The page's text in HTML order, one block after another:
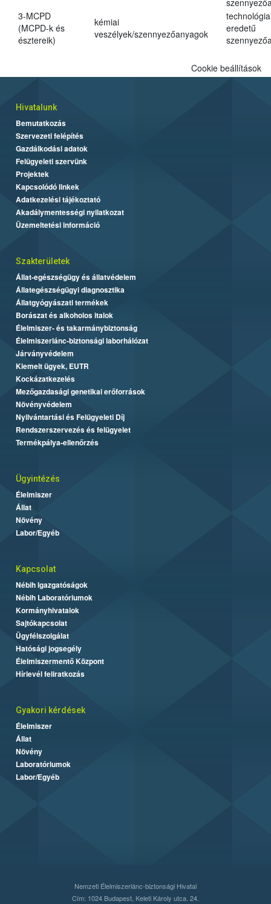
3-MCPD
(MCPD-k és
észtereik)
kémiai
veszélyek/szennyezőanyagok
eredetű
Cookie beállítások
Hivatalunk
Bemutatkozás
Szervezeti felépítés
Gazdálkodási adatok
Felügyeleti szervünk
Projektek
Kapcsolódó linkek
Adatkezelési tájékoztató
Akadálymentességi nyilatkozat
Üzemeltetési információ
Szakterületek
Állat-egészségügy és állatvédelem
Állategészségügyi diagnosztika
Állatgyógyászati termékek
Borászat és alkoholos italok
Élelmiszer- és takarmánybiztonság
Élelmiszerlánc-biztonsági laborhálózat
Járványvédelem
Kiemelt ügyek, EUTR
Kockázatkezelés
Mezőgazdasági genetikai erőforrások
Növényvédelem
Nyilvántartási és Felügyeleti Díj
Rendszerszervezés és felügyelet
Termékpálya-ellenőrzés
Ügyintézés
Élelmiszer
Állat
Növény
Labor/Egyéb
Kapcsolat
Nébih Igazgatóságok
Nébih Laboratóriumok
Kormányhivatalok
Sajtókapcsolat
Ügyfélszolgálat
Hatósági jogsegély
Élelmiszermentő Központ
Hírlevél feliratkozás
Gyakori kérdések
Élelmiszer
Állat
Növény
Laboratóriumok
Labor/Egyéb
Nemzeti Élelmiszerlánc-biztonsági Hivatal
Cím: 1024 Budapest, Keleti Károly utca. 24.